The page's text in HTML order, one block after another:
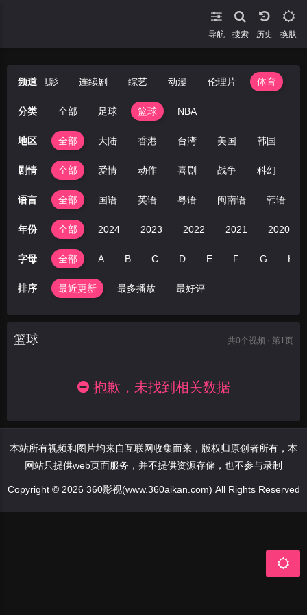
导航 搜索 换肤
频道
剧 电影 连续剧 综艺 动漫 伦理片 体育
分类 全部 足球 篮球 NBA
地区 全部 大陆 香港 台湾 美国 韩国
剧情 全部 爱情 动作 喜剧 战争 科幻
语言 全部 国语 英语 粤语 闽南语 韩语
年份 全部 2024 2023 2022 2021 2020
字母 全部 A B C D E F G H
排序 最近更新 最多播放 最好评
篮球 共0个视频 · 第1页
抱歉，未找到相关数据
本站所有视频和图片均来自互联网收集而来，版权归原创者所有，本
网站只提供web页面服务，并不提供资源存储，也不参与录制
Copyright © 2026 360影视(www.360aikan.com) All Rights Reserved